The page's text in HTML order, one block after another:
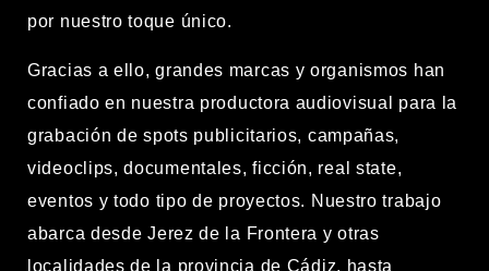
por nuestro toque único.
Gracias a ello, grandes marcas y organismos han
confiado en nuestra productora audiovisual
para la
grabación despots publicitarios, campañas,
videoclips, documentales, ficción, real state,
eventos y todo tipo de proyectos. Nuestro trabajo
abarca desdeJerez de la Frontera y otras
localidades de la provincia de Cádiz, hasta